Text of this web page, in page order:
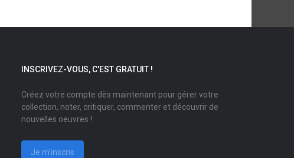
INSCRIVEZ-VOUS, C'EST GRATUIT !
Créez votre compte dès maintenant pour gérer votre
collection, noter, critiquer, commenter et découvrir de
nouvelles oeuvres !
Je m'inscris